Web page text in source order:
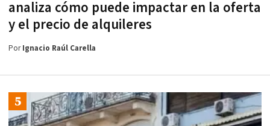
analiza cómo puede impactar en la oferta
y el precio de alquileres
PorIgnacio Raúl Carella